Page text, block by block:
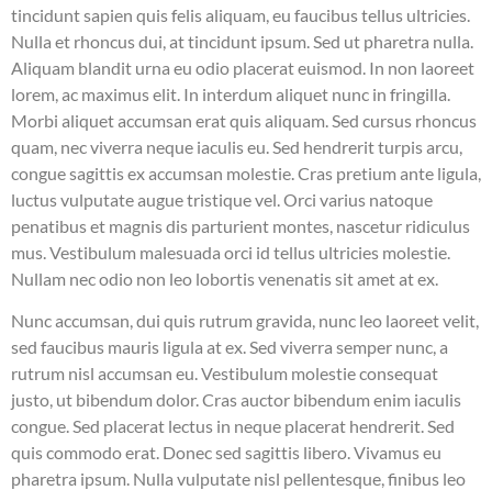
tincidunt sapien quis felis aliquam, eu faucibus tellus ultricies.
Nulla et rhoncus dui, at tincidunt ipsum. Sed ut pharetra nulla.
Aliquam blandit urna eu odio placerat euismod. In non laoreet
lorem, ac maximus elit. In interdum aliquet nunc in fringilla.
Morbi aliquet accumsan erat quis aliquam. Sed cursus rhoncus
quam, nec viverra neque iaculis eu. Sed hendrerit turpis arcu,
congue sagittis ex accumsan molestie. Cras pretium ante ligula,
luctus vulputate augue tristique vel. Orci varius natoque
penatibus et magnis dis parturient montes, nascetur ridiculus
mus. Vestibulum malesuada orci id tellus ultricies molestie.
Nullam nec odio non leo lobortis venenatis sit amet at ex.
Nunc accumsan, dui quis rutrum gravida, nunc leo laoreet velit,
sed faucibus mauris ligula at ex. Sed viverra semper nunc, a
rutrum nisl accumsan eu. Vestibulum molestie consequat
justo, ut bibendum dolor. Cras auctor bibendum enim iaculis
congue. Sed placerat lectus in neque placerat hendrerit. Sed
quis commodo erat. Donec sed sagittis libero. Vivamus eu
pharetra ipsum. Nulla vulputate nisl pellentesque, finibus leo